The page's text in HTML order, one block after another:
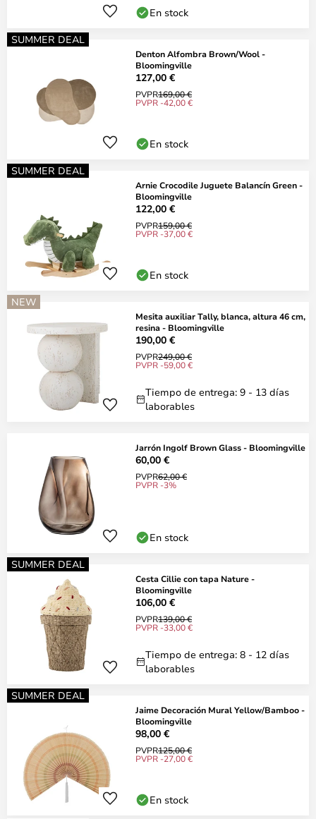
En stock
SUMMER DEAL
Denton Alfombra Brown/Wool -
Bloomingville
127,00 €
PVPR169,00 €
PVPR -42,00 €
En stock
SUMMER DEAL
Arnie Crocodile Juguete Balancín Green -
Bloomingville
122,00 €
PVPR159,00 €
PVPR -37,00 €
En stock
NEW
Mesita auxiliar Tally, blanca, altura 46 cm,
resina - Bloomingville
190,00 €
PVPR249,00 €
PVPR -59,00 €
Tiempo de entrega: 9 - 13 días
laborables
Jarrón Ingolf Brown Glass - Bloomingville
60,00 €
PVPR62,00 €
PVPR -3%
En stock
SUMMER DEAL
Cesta Cillie con tapa Nature -
Bloomingville
106,00 €
PVPR139,00 €
PVPR -33,00 €
Tiempo de entrega: 8 - 12 días
laborables
SUMMER DEAL
Jaime Decoración Mural Yellow/Bamboo -
Bloomingville
98,00 €
PVPR125,00 €
PVPR -27,00 €
En stock